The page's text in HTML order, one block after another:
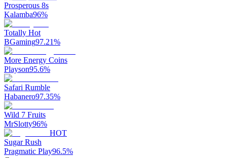
Prosperous 8s
Kalamba96%
Totally Hot
BGaming97.21%
More Energy Coins
Playson95.6%
Safari Rumble
Habanero97.35%
Wild 7 Fruits
MrSlotty96%
HOT
Sugar Rush
Pragmatic Play96.5%